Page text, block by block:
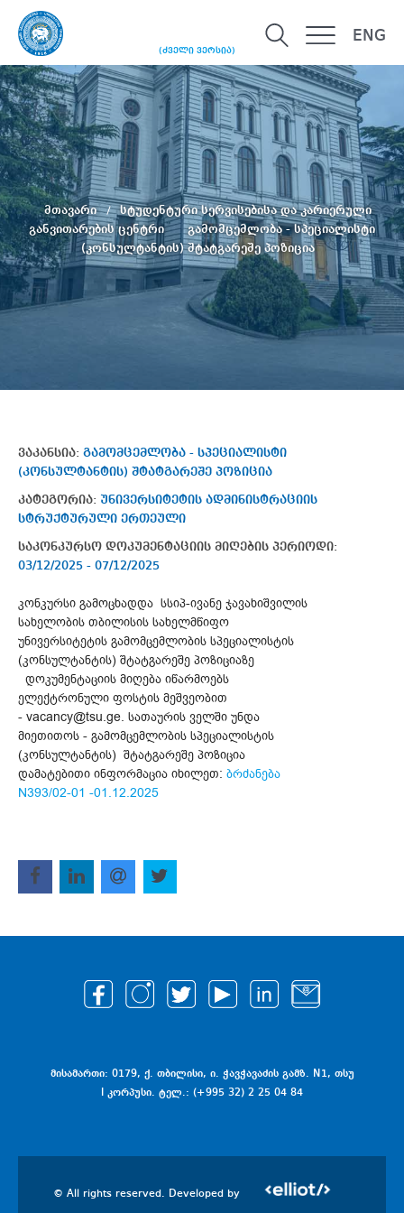
(ძველი ვერსია)
ENG
მთავარი
სტუდენტური სერვისებისა და კარიერული
განვითარების ცენტრი
გამომცემლობა - სპეციალისტი
(კონსულტანტის) შტატგარეშე პოზიცია
ვაკანსია: გამომცემლობა - სპეციალისტი
(კონსულტანტის) შტატგარეშე პოზიცია
კატეგორია: უნივერსიტეტის ადმინისტრაციის
სტრუქტურული ერთეული
საკონკურსო დოკუმენტაციის მიღების პერიოდი:
03/12/2025 - 07/12/2025
კონკურსი გამოცხადდა სსიპ-ივანე ჯავახიშვილის
სახელობის თბილისის სახელმწიფო
უნივერსიტეტის გამომცემლობის სპეციალისტის
(კონსულტანტის) შტატგარეშე პოზიციაზე
დოკუმენტაციის მიღება იწარმოებს
ელექტრონული ფოსტის მეშვეობით
- vacancy@tsu.ge. სათაურის ველში უნდა
მიეთითოს - გამომცემლობის სპეციალისტის
(კონსულტანტის) შტატგარეშე პოზიცია
დამატებითი ინფორმაცია იხილეთ: ბრძანება
N393/02-01 -01.12.2025
მისამართი: 0179, ქ. თბილისი, ი. ჭავჭავაძის გამზ. N1, თსუ
I კორპუსი. ტელ.: (+995 32) 2 25 04 84
© All rights reserved. Developed by